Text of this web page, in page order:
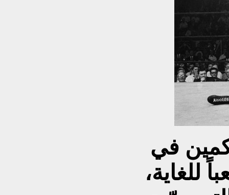
أفضل 10 ملاكمين في
للغاية،